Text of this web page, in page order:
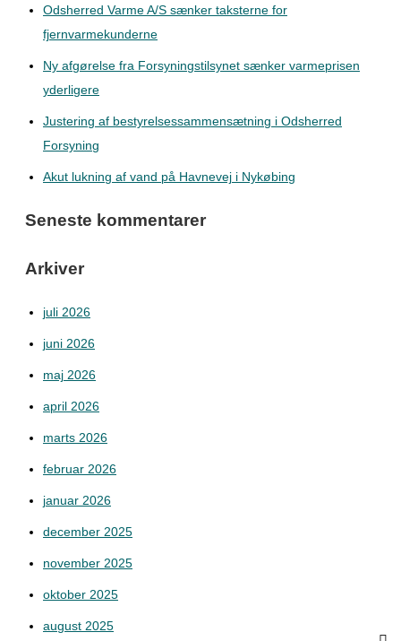
Odsherred Varme A/S sænker taksterne for
fjernvarmekunderne
Ny afgørelse fra Forsyningstilsynet sænker varmeprisen
yderligere
Justering af bestyrelsessammensætning i Odsherred
Forsyning
Akut lukning af vand på Havnevej i Nykøbing
Seneste kommentarer
Arkiver
juli 2026
juni 2026
maj 2026
april 2026
marts 2026
februar 2026
januar 2026
december 2025
november 2025
oktober 2025
august 2025